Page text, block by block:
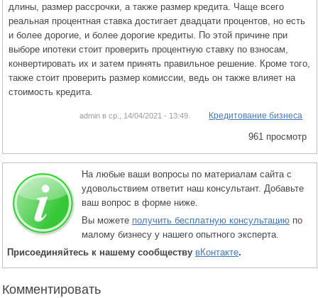
длины, размер рассрочки, а также размер кредита. Чаще всего
реальная процентная ставка достигает двадцати процентов, но есть
и более дорогие, и более дорогие кредиты. По этой причине при
выборе ипотеки стоит проверить процентную ставку по взносам,
конвертировать их и затем принять правильное решение. Кроме того,
также стоит проверить размер комиссии, ведь он также влияет на
стоимость кредита.
admin в ср., 14/04/2021 - 13:49. Кредитование бизнеса
961 просмотр
На любые ваши вопросы по материалам сайта с
удовольствием ответит наш консультант. Добавьте
ваш вопрос в форме ниже.
Вы можете получить бесплатную консультацию по
малому бизнесу у нашего опытного эксперта.
Присоединяйтесь к нашему сообществу вКонтакте.
Комментировать